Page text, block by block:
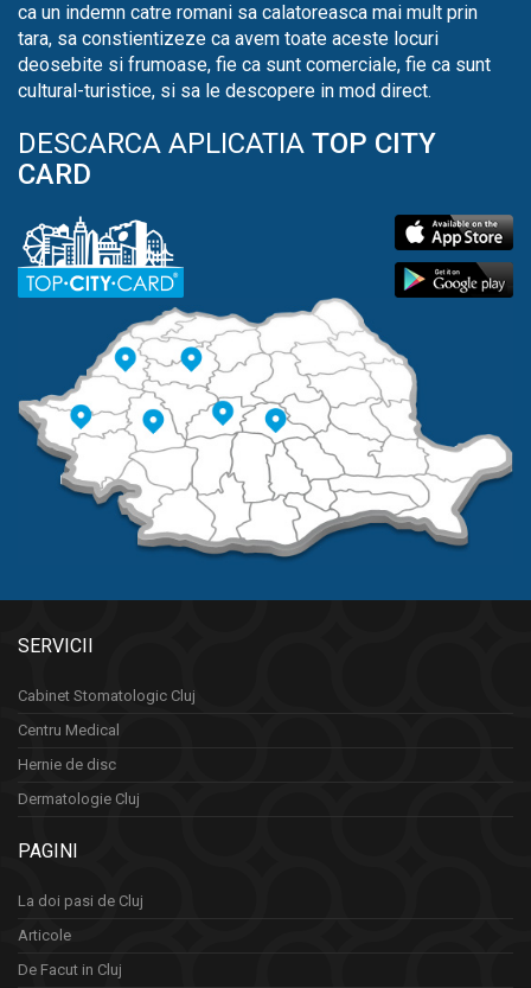
ca un indemn catre romani sa calatoreasca mai mult prin
tara, sa constientizeze ca avem toate aceste locuri
deosebite si frumoase, fie ca sunt comerciale, fie ca sunt
cultural-turistice, si sa le descopere in mod direct.
DESCARCA APLICATIA TOP CITY
CARD
SERVICII
Cabinet Stomatologic Cluj
Centru Medical
Hernie de disc
Dermatologie Cluj
PAGINI
La doi pasi de Cluj
Articole
De Facut in Cluj